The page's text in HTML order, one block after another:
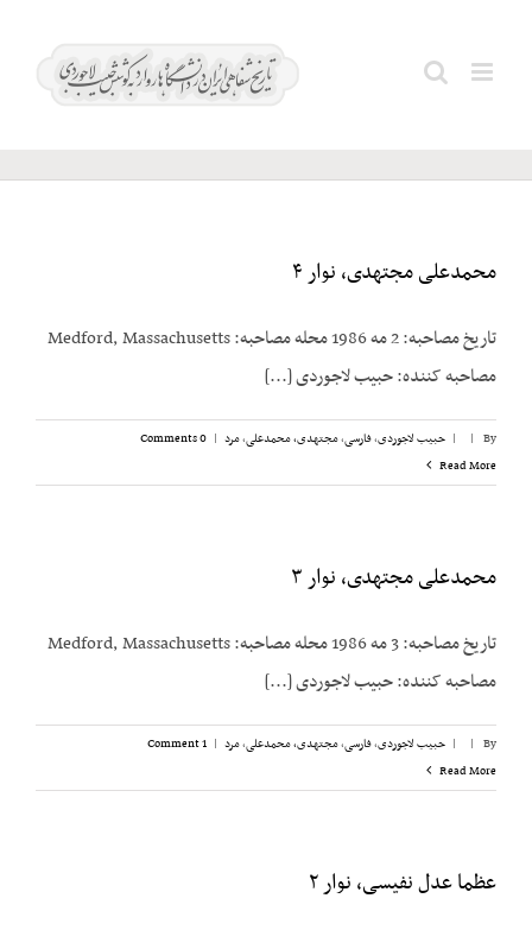
نفیسی؛
محمدعلی مجتهدی، نوار ۴
تاریخ مصاحبه: 2 مه 1986 محله مصاحبه: Medford, Massachusetts
مصاحبه کننده: حبیب لاجوردی [...]
By
|
| حبیب لاجوردی,فارسی,مجتهدی، محمدعلی,مرد |
0 Comments
Read More
محمدعلی مجتهدی، نوار ۳
تاریخ مصاحبه: 3 مه 1986 محله مصاحبه: Medford, Massachusetts
مصاحبه کننده: حبیب لاجوردی [...]
By
|
| حبیب لاجوردی,فارسی,مجتهدی، محمدعلی,مرد |
1 Comment
Read More
عظما عدل نفیسی، نوار ۲